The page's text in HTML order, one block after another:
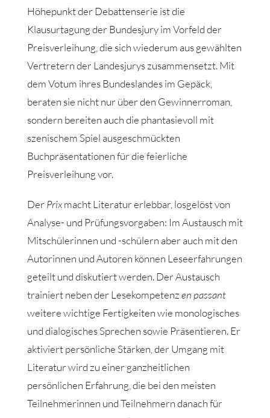
Höhepunkt der Debattenserie ist die
Klausurtagung der Bundesjury im Vorfeld der
Preisverleihung, die sich wiederum aus gewählten
Vertretern der Landesjurys zusammensetzt. Mit
dem Votum ihres Bundeslandes im Gepäck,
beraten sie nicht nur über den Gewinnerroman,
sondern bereiten auch die phantasievoll mit
szenischem Spiel ausgeschmückten
Buchpräsentationen für die feierliche
Preisverleihung vor.
DerPrixmacht Literatur erlebbar, losgelöst von
Analyse- und Prüfungsvorgaben: Im Austausch mit
Mitschülerinnen und -schülern aber auch mit den
Autorinnen und Autoren können Leseerfahrungen
geteilt und diskutiert werden. Der Austausch
trainiert neben der Lesekompetenzen passant
weitere wichtige Fertigkeiten wie monologisches
und dialogisches Sprechen sowie Präsentieren. Er
aktiviert persönliche Stärken, der Umgang mit
Literatur wird zu einer ganzheitlichen
persönlichen Erfahrung, die bei den meisten
Teilnehmerinnen und Teilnehmern danach für